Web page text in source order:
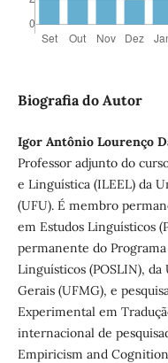
Biografia do Autor
Igor Antônio Lourenço
Professor adjunto do
e Linguística (ILEEL) da
(UFU). É membro
em Estudos Linguísticos
permanente do
Linguísticos (POSLIN),
Gerais (UFMG), e
Experimental em
internacional de
Empiricism and